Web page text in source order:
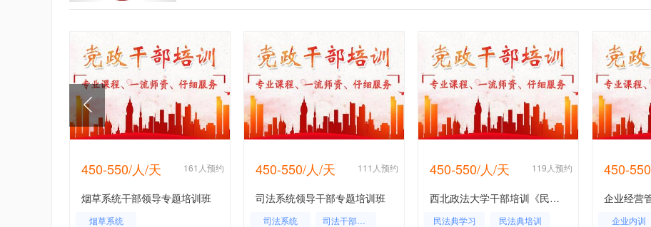
450-550/人/天 161人预约
烟草系统干部领导专题培训班
烟草系统
450-550/人/天 111人预约
司法系统领导干部专题培训班
司法系统
司法干部培训
450-550/人/天 119人预约
西北政法大学干部培训《民法典》课程培训专题
民法典学习 民法典培训
450-
企业经营
企业内训